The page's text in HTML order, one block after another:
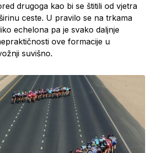
drugoga kao bi se štitili od vjetra
ceste. U pravilo se na trkama
echelona pa je svako daljnje
ove formacije u
suvišno.